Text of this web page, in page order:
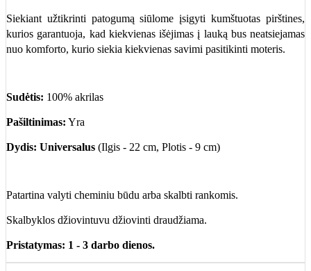
Siekiant užtikrinti patogumą siūlome įsigyti kumštuotas pirštines,
kurios garantuoja, kad kiekvienas išėjimas į lauką bus neatsiejamas
nuo komforto, kurio siekia kiekvienas savimi pasitikinti moteris.
Sudėtis: 100% akrilas
Pašiltinimas: Yra
Dydis: Universalus (Ilgis - 22 cm, Plotis - 9 cm)
Patartina valyti cheminiu būdu arba skalbti rankomis.
Skalbyklos džiovintuvu džiovinti draudžiama.
Pristatymas: 1 - 3 darbo dienos.